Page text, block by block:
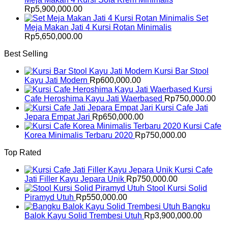
Rp5,900,000.00
Set
Meja Makan Jati 4 Kursi Rotan Minimalis
Rp5,650,000.00
Best Selling
Kursi Bar Stool
Kayu Jati Modern Rp600,000.00
Kursi
Cafe Heroshima Kayu Jati Waerbased Rp750,000.00
Kursi Cafe Jati
Jepara Empat Jari Rp650,000.00
Kursi Cafe
Korea Minimalis Terbaru 2020 Rp750,000.00
Top Rated
Kursi Cafe
Jati Filler Kayu Jepara Unik Rp750,000.00
Stool Kursi Solid
Piramyd Utuh Rp550,000.00
Bangku
Balok Kayu Solid Trembesi Utuh Rp3,900,000.00